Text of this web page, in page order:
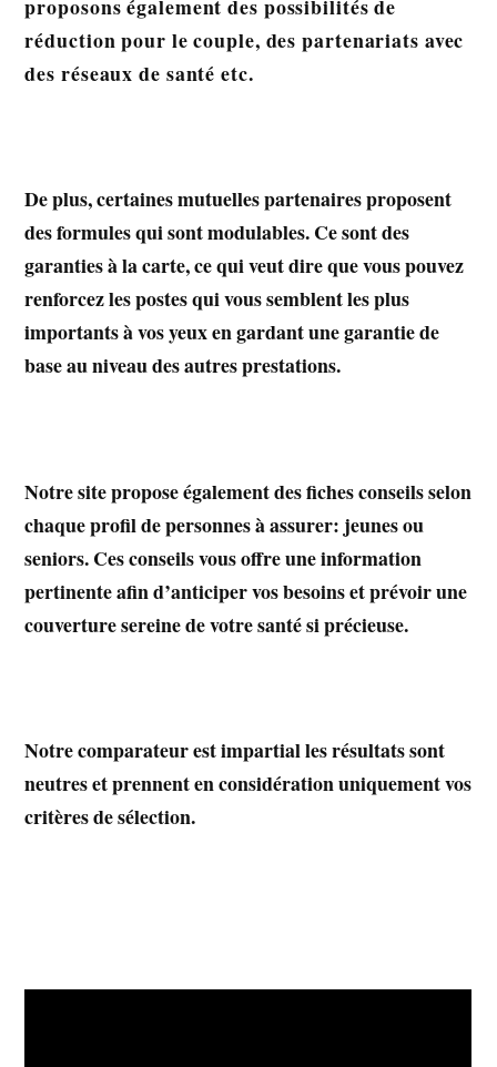
proposons également des possibilités de
réduction pour le couple, des partenariats avec
des réseaux de santé etc.
De plus, certaines mutuelles partenaires proposent
des formules qui sont modulables. Ce sont des
garanties à la carte, ce qui veut dire que vous pouvez
renforcez les postes qui vous semblent les plus
importants à vos yeux en gardant une garantie de
base au niveau des autres prestations.
Notre site propose également des fiches conseils selon
chaque profil de personnes à assurer: jeunes ou
seniors. Ces conseils vous offre une information
pertinente afin d’anticiper vos besoins et prévoir une
couverture sereine de votre santé si précieuse.
Notre comparateur est impartial les résultats sont
neutres et prennent en considération uniquement vos
critères de sélection.